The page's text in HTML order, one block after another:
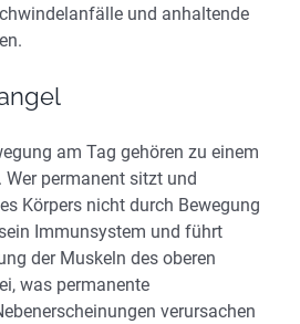
und anhaltende
am Tag gehören zu einem
permanent sitzt und
Körpers nicht durch Bewegung
Immunsystem und führt
der Muskeln des oberen
was permanente
verursachen